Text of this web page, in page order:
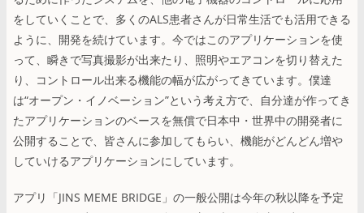
をしていくことで、多くのALS患者さんが日常生活でも活用できる
ように、開発を続けています。今ではこのアプリケーションを使
って、瞬きで写真撮影が出来たり、照明やエアコンを切り替えた
り、コントロール出来る機能の幅が広がってきています。僕達
は“オープン・イノベーション”という考え方で、自分達が作ってき
たアプリケーションのベースを無償で日本中・世界中の開発者に
公開することで、皆さんに参加してもらい、機能がどんどん増や
していけるアプリケーションにしています。
アプリ「JINS MEME BRIDGE」の一般公開は今年の秋以降を予定